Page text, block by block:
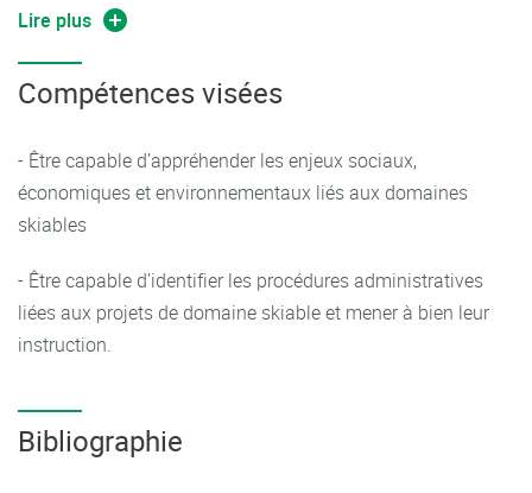
La réglementation des projets d’aménagement des
Environnement et domaine skiable
12h CM réalisé par un professionnel extérieur
1j TP : sortie terrain sur le domaine skiable des Arcs :
observation des éléments vus en CM (centre de production
de neige de culture ; garages à dameuses ; système de
nivoculture ; remplacement des remontées mécaniques ;
reprofilage de pistes ; actions en faveur de l’environnement)
Lire plus
Compétences visées
- Être capable d’appréhender les enjeux sociaux,
économiques et environnementaux liés aux domaines
skiables
- Être capable d’identifier les procédures administratives
liées aux projets de domaine skiable et mener à bien leur
instruction.
Bibliographie